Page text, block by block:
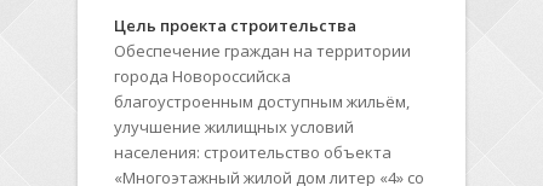
Цель проекта строительства
Обеспечение граждан на территории
города Новороссийска
благоустроенным доступным жильём,
улучшение жилищных условий
населения: строительство объекта
«Многоэтажный жилой дом литер «4» со